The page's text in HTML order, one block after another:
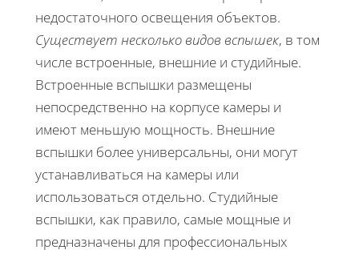
недостаточного освещения объектов.
Существует несколько видов вспышек, в том
числе встроенные, внешние и студийные.
Встроенные вспышки размещены
непосредственно на корпусе камеры и
имеют меньшую мощность. Внешние
вспышки более универсальны, они могут
устанавливаться на камеры или
использоваться отдельно. Студийные
вспышки, как правило, самые мощные и
предназначены для профессиональных